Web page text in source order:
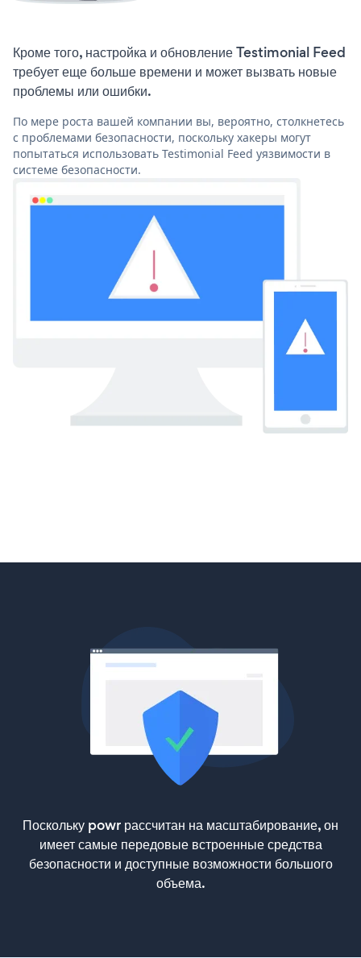
Кроме того, настройка и обновление Testimonial Feed
требует еще больше времени и может вызвать новые
проблемы или ошибки.
По мере роста вашей компании вы, вероятно, столкнетесь
с проблемами безопасности, поскольку хакеры могут
попытаться использовать Testimonial Feed уязвимости в
системе безопасности.
Поскольку powr рассчитан на масштабирование, он
имеет самые передовые встроенные средства
безопасности и доступные возможности большого
объема.